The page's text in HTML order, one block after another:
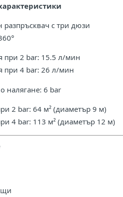
с три дюзи
при 2 bar: 15.5 л/мин
при 4 bar: 26 л/мин
налягане: 6 bar
2 bar: 64 м² (диаметър 9 м)
4 bar: 113 м² (диаметър 12 м)